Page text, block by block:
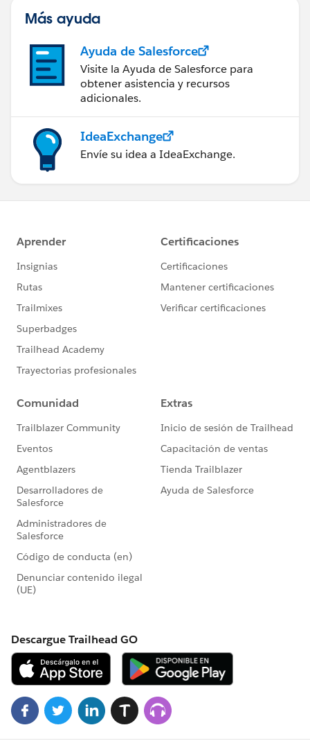
Más ayuda
Ayuda de Salesforce
Visite la Ayuda de Salesforce para
obtener asistencia y recursos
adicionales.
IdeaExchange
Envíe su idea a IdeaExchange.